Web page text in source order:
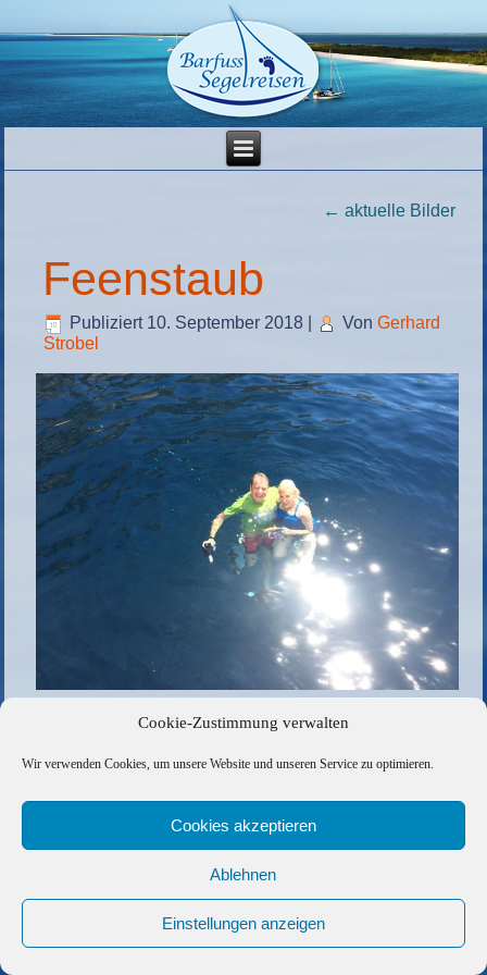
Cookie-Zustimmung verwalten
Wir verwenden Cookies, um unsere Website und unseren Service zu optimieren.
Cookies akzeptieren
Ablehnen
Einstellungen anzeigen
← aktuelle Bilder
Feenstaub
Publiziert 10. September 2018 Von Gerhard
Strobel
Die gesamte Größe beträgt1200 × 900
Schöne Aussichten» «Wunderschönes St. Florent
Copyright © 2026 Barfuss Segelreisen GmbH
Datenschutz
AGB|Befreundete Links